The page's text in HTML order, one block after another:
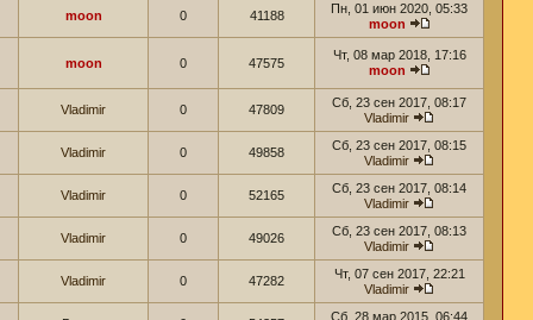
moon 0 41188
Пн, 01 июн 2020, 05:33
moon
moon 0 47575
Чт, 08 мар 2018, 17:16
moon
Vladimir 0 47809
Сб, 23 сен 2017, 08:17
Vladimir
Vladimir 0 49858
Сб, 23 сен 2017, 08:15
Vladimir
Vladimir 0 52165
Сб, 23 сен 2017, 08:14
Vladimir
Vladimir 0 49026
Сб, 23 сен 2017, 08:13
Vladimir
Vladimir 0 47282
Чт, 07 сен 2017, 22:21
Vladimir
Сб, 28 мар 2015, 06:44